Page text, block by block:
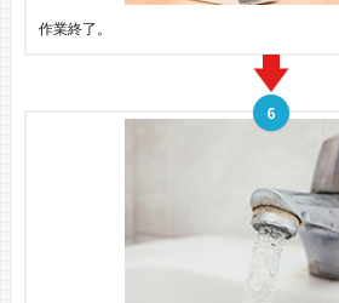
作業終了。